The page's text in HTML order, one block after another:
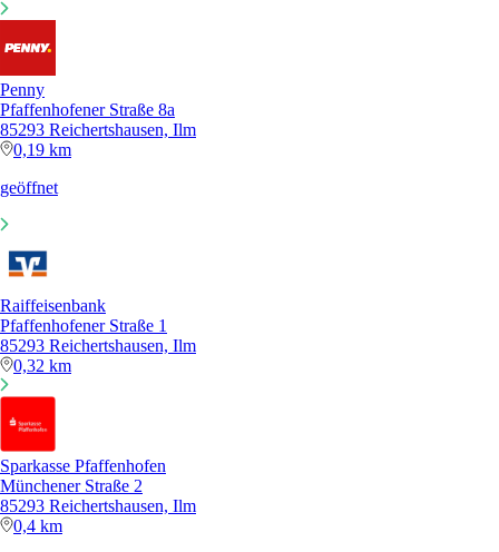
Penny
Pfaffenhofener Straße 8a
85293 Reichertshausen, Ilm
0,19 km
geöffnet
Raiffeisenbank
Pfaffenhofener Straße 1
85293 Reichertshausen, Ilm
0,32 km
Sparkasse Pfaffenhofen
Münchener Straße 2
85293 Reichertshausen, Ilm
0,4 km